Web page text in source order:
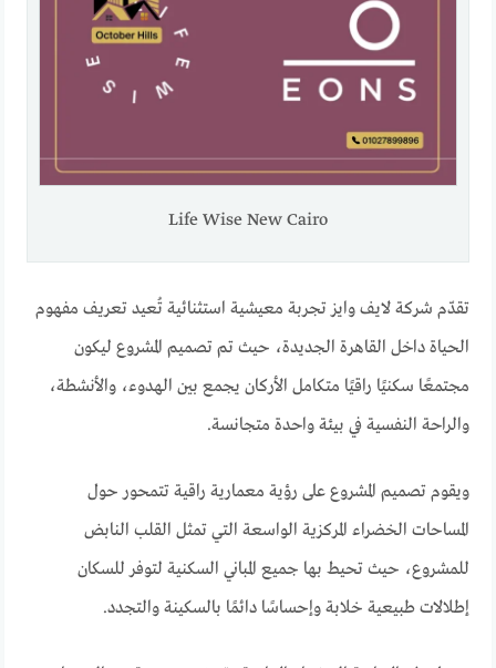
Life Wise New Cairo
تقدّم شركة لايف وايز تجربة معيشية استثنائية تُعيد تعريف مفهوم
الحياة داخل القاهرة الجديدة، حيث تم تصميم المشروع ليكون
مجتمعًا سكنيًا راقيًا متكامل الأركان يجمع بين الهدوء، والأنشطة،
والراحة النفسية في بيئة واحدة متجانسة.
ويقوم تصميم المشروع على رؤية معمارية راقية تتمحور حول
المساحات الخضراء المركزية الواسعة التي تمثل القلب النابض
للمشروع، حيث تحيط بها جميع المباني السكنية لتوفر للسكان
إطلالات طبيعية خلابة وإحساسًا دائمًا بالسكينة والتجدد.